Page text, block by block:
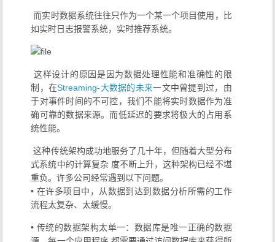
​ 而实时数据系统往往只作为一个某一个项目使用，比
如实时日志报警系统，实时推荐系统。
​ 这样设计的原因是因为数据处理性能和准确性的限
制，在Streaming-大数据的未来一文中曾提到过，由
于对事件时间的不可控，我们不能将实时数据作为准
确可靠的数据来源。而低延迟的要求将极大的占用系
统性能。
​ 这种传统架构成功地服务了几十年，但随着大型分布
式系统中的计算复杂 度不断上升，这种架构已经不堪
重负。许多公司经常遇到以下问题。
• 在许多项目中，从数据到达到数据分析所需的工作
流程太复杂、太缓慢。
• 传统的数据架构太单一：数据库是唯一正确的数据